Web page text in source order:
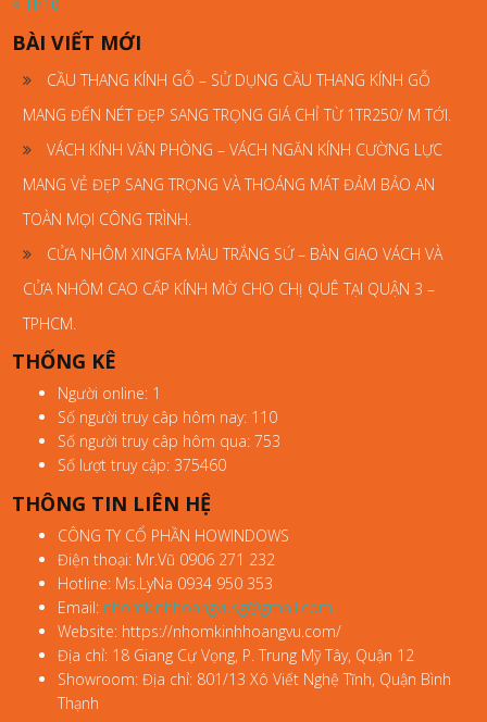
« Th10
BÀI VIẾT MỚI
CẦU THANG KÍNH GỖ – SỬ DỤNG CẦU THANG KÍNH GỖ
MANG ĐẾN NÉT ĐẸP SANG TRỌNG GIÁ CHỈ TỪ 1TR250/ M TỚI.
VÁCH KÍNH VĂN PHÒNG – VÁCH NGĂN KÍNH CƯỜNG LỰC
MANG VẺ ĐẸP SANG TRỌNG VÀ THOÁNG MÁT ĐẢM BẢO AN
TOÀN MỌI CÔNG TRÌNH.
CỬA NHÔM XINGFA MÀU TRẮNG SỨ – BÀN GIAO VÁCH VÀ
CỬA NHÔM CAO CẤP KÍNH MỜ CHO CHỊ QUÊ TẠI QUẬN 3 –
TPHCM.
THỐNG KÊ
Người online: 1
Số người truy câp hôm nay: 110
Số người truy câp hôm qua: 753
Số lượt truy cập: 375460
THÔNG TIN LIÊN HỆ
CÔNG TY CỔ PHẦN HOWINDOWS
Điện thoại: Mr.Vũ 0906 271 232
Hotline: Ms.LyNa 0934 950 353
Email: nhomkinhhoangvusg@gmail.com
Website: https://nhomkinhhoangvu.com/
Địa chỉ: 18 Giang Cự Vọng, P. Trung Mỹ Tây, Quận 12
Showroom: Địa chỉ: 801/13 Xô Viết Nghệ Tĩnh, Quận Bình
Thạnh